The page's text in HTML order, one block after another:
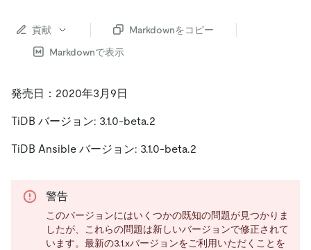
貢献
Markdownをコピー
Markdownで表示
発売日：2020年3月9日
TiDB バージョン: 3.1.0-beta.2
TiDB Ansible バージョン: 3.1.0-beta.2
警告
このバージョンにはいくつかの既知の問題が見つかりま
したが、これらの問題は新しいバージョンで修正されて
います。最新の3.1.xバージョンをご利用いただくことを